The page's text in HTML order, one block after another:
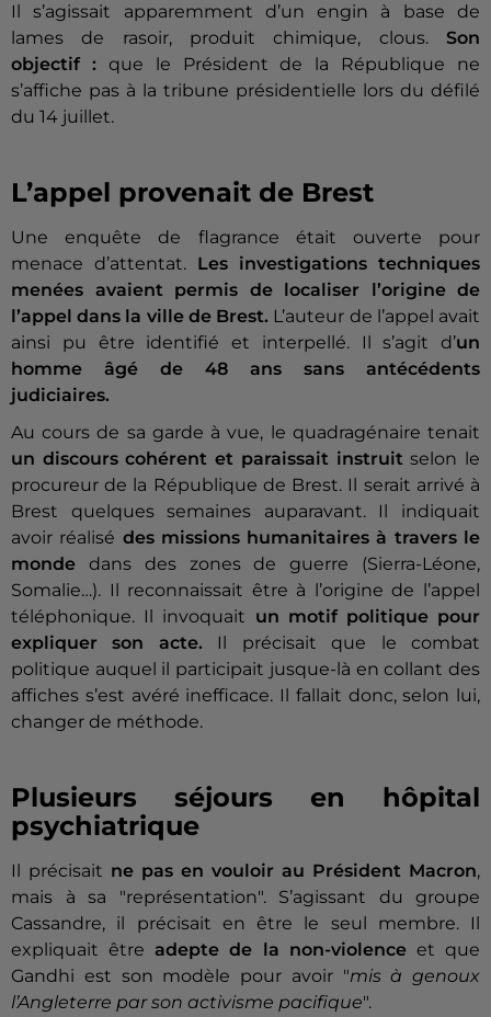
Il s’agissait apparemment d’un engin à base de
lames de rasoir, produit chimique, clous. Son
objectif : que le Président de la République ne
s’affiche pas à la tribune présidentielle lors du défilé
du 14 juillet.
L’appel provenait de Brest
Une enquête de flagrance était ouverte pour
menace d’attentat. Les investigations techniques
menées avaient permis de localiser l’origine de
l’appel dans la ville de Brest. L’auteur de l’appel avait
ainsi pu être identifié et interpellé. Il s’agit d’un
homme âgé de 48 ans sans antécédents
judiciaires.
Au cours de sa garde à vue, le quadragénaire tenait
un discours cohérent et paraissait instruitselon le
procureur de la République de Brest. Il serait arrivé à
Brest quelques semaines auparavant. Il indiquait
avoir réalisé des missions humanitaires à travers le
monde dans des zones de guerre (Sierra-Léone,
Somalie…). Il reconnaissait être à l’origine de l’appel
téléphonique. Il invoquait un motif politique pour
expliquer son acte. Il précisait que le combat
politique auquel il participait jusque-là en collant des
affiches s’est avéré inefficace. Il fallait donc, selon lui,
changer de méthode.
Plusieurs séjours en hôpital
psychiatrique
Il précisait ne pas en vouloir au Président Macron,
mais à sa "représentation". S’agissant du groupe
Cassandre, il précisait en être le seul membre. Il
expliquait êtreadepte de la non-violenceet que
Gandhi est son modèle pour avoir "mis à genoux
l’Angleterre par son activisme pacifique".